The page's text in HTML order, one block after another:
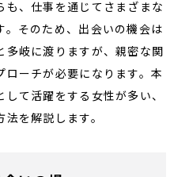
も、仕事を通じてさまざまな
。そのため、出会いの機会は
多岐に渡りますが、親密な関
ーチが必要になります。本
て活躍をする女性が多い、
を解説します。